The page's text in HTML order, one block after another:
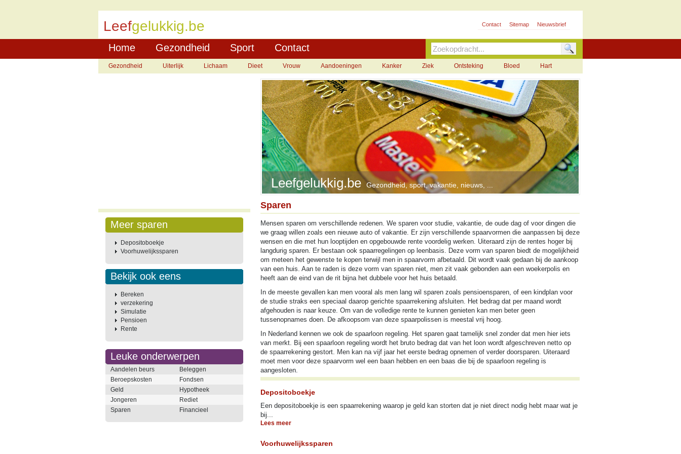
Leefgelukkig.be Contact Sitemap Nieuwsbrief
Home Gezondheid Sport Contact
Gezondheid Uiterlijk Lichaam Dieet Vrouw Aandoeningen Kanker Ziek Ontsteking Bloed Hart
Meer sparen
Depositoboekje
Voorhuwelijkssparen
Bekijk ook eens
Bereken
verzekering
Simulatie
Pensioen
Rente
Leuke onderwerpen
Aandelen beurs
Beleggen
Beroepskosten
Fondsen
Geld
Hypotheek
Jongeren
Rediet
Sparen
Financieel
Leefgelukkig.be Gezondheid, sport, vakantie, nieuws, ...
Sparen
Mensen sparen om verschillende redenen. We sparen voor studie, vakantie, de oude dag of voor dingen die
we graag willen zoals een nieuwe auto of vakantie. Er zijn verschillende spaarvormen die aanpassen bij deze
wensen en die met hun looptijden en opgebouwde rente voordelig werken. Uiteraard zijn de rentes hoger bij
langdurig sparen. Er bestaan ook spaarregelingen op leenbasis. Deze vorm van sparen biedt de mogelijkheid
om meteen het gewenste te kopen terwijl men in spaarvorm afbetaald. Dit wordt vaak gedaan bij de aankoop
van een huis. Aan te raden is deze vorm van sparen niet, men zit vaak gebonden aan een woekerpolis en
heeft aan de eind van de rit bijna het dubbele voor het huis betaald.
In de meeste gevallen kan men vooral als men lang wil sparen zoals pensioensparen, of een kindplan voor
de studie straks een speciaal daarop gerichte spaarrekening afsluiten. Het bedrag dat per maand wordt
afgehouden is naar keuze. Om van de volledige rente te kunnen genieten kan men beter geen
tussenopnames doen. De afkoopsom van deze spaarpolissen is meestal vrij hoog.
In Nederland kennen we ook de spaarloon regeling. Het sparen gaat tamelijk snel zonder dat men hier iets
van merkt. Bij een spaarloon regeling wordt het bruto bedrag dat van het loon wordt afgeschreven netto op
de spaarrekening gestort. Men kan na vijf jaar het eerste bedrag opnemen of verder doorsparen. Uiteraard
moet men voor deze spaarvorm wel een baan hebben en een baas die bij de spaarloon regeling is
aangesloten.
Depositoboekje
Een depositoboekje is een spaarrekening waarop je geld kan storten dat je niet direct nodig hebt maar wat je
bij...
Lees meer
Voorhuwelijkssparen